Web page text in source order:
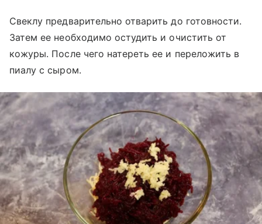
Свеклу предварительно отварить до готовности.
Затем ее необходимо остудить и очистить от
кожуры. После чего натереть ее и переложить в
пиалу с сыром.